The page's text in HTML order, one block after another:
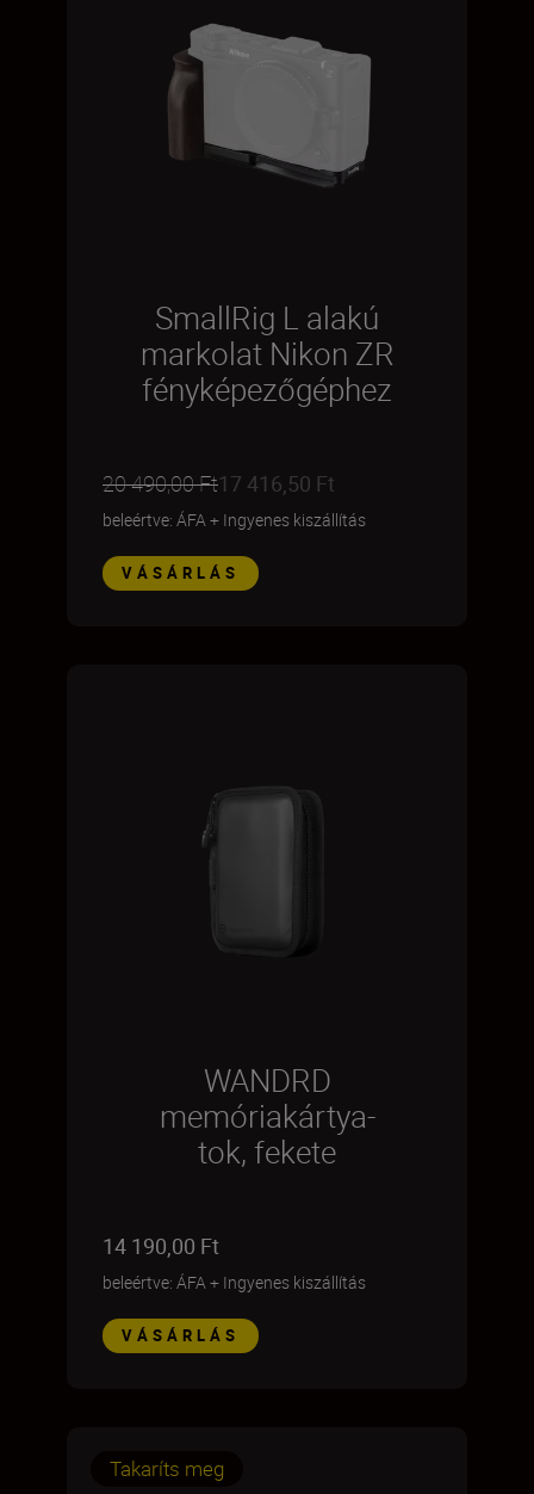
SmallRig L alakú
markolat Nikon ZR
fényképezőgéphez
20 490,00 Ft17 416,50 Ft
beleértve: ÁFA+ Ingyenes kiszállítás
VÁSÁRLÁS
WANDRD
memóriakártya-
tok, fekete
14 190,00 Ft
beleértve: ÁFA+ Ingyenes kiszállítás
VÁSÁRLÁS
Takaríts meg